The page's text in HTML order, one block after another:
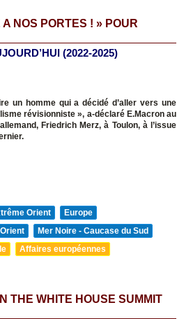
NOS PORTES ! » POUR
(2022-2025)
un homme qui a décidé d’aller vers une
révisionniste », a-déclaré E.Macron au
Friedrich Merz, à Toulon, à l’issue
Orient
Europe
Mer Noire - Caucase du Sud
Affaires européennes
THE WHITE HOUSE SUMMIT